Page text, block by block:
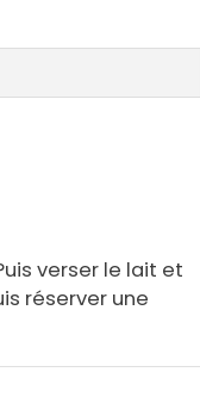
verser le lait et
réserver une